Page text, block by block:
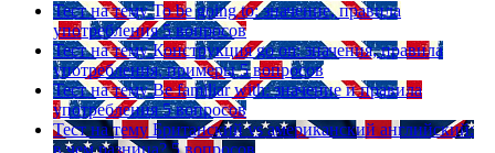
Тест на тему To be going to: значение, правила
употребления 5 вопросов
Тест на тему Конструкция go on: значения, правила
употребления, примеры 5 вопросов
Тест на тему Be familiar with: значение и правила
употребления 5 вопросов
Тест на тему Британский vs американский английский: